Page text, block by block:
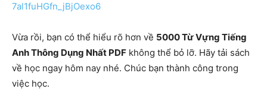
7al1fuHGfn_jBjOexo6
Vừa rồi, bạn có thể hiểu rõ hơn về 5000 Từ Vựng Tiếng
Anh Thông Dụng Nhất PDF không thể bỏ lỡ. Hãy tải sách
về học ngay hôm nay nhé. Chúc bạn thành công trong
việc học.